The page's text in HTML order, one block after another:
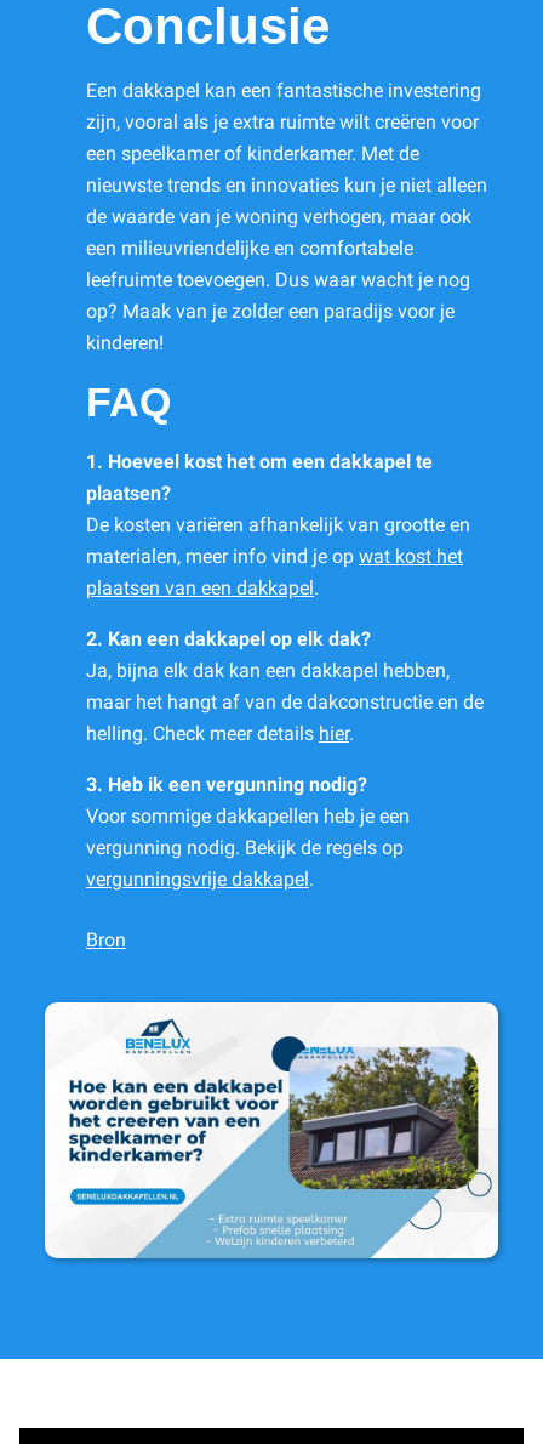
Conclusie
Een dakkapel kan een fantastische investering
zijn, vooral als je extra ruimte wilt creëren voor
een speelkamer of kinderkamer. Met de
nieuwste trends en innovaties kun je niet alleen
de waarde van je woning verhogen, maar ook
een milieuvriendelijke en comfortabele
leefruimte toevoegen. Dus waar wacht je nog
op? Maak van je zolder een paradijs voor je
kinderen!
FAQ
1. Hoeveel kost het om een dakkapel te
plaatsen?
De kosten variëren afhankelijk van grootte en
materialen, meer info vind je op wat kost het
plaatsen van een dakkapel .
2. Kan een dakkapel op elk dak?
Ja, bijna elk dak kan een dakkapel hebben,
maar het hangt af van de dakconstructie en de
helling. Check meer details hier.
3. Heb ik een vergunning nodig?
Voor sommige dakkapellen heb je een
vergunning nodig. Bekijk de regels op
vergunningsvrije dakkapel .
Bron